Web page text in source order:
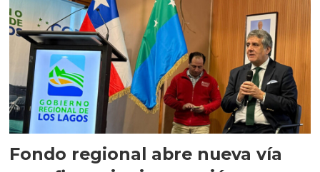
Fondo regional abre nueva vía